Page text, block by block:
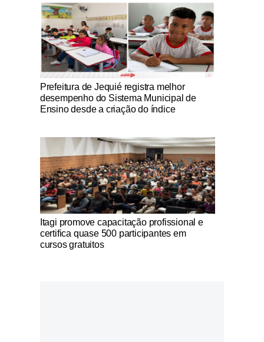
Notícias Católicas
Prefeitura de Jequié registra melhor
desempenho do Sistema Municipal de
Ensino desde a criação do índice
Notícias Católicas
Itagi promove capacitação profissional e
certifica quase 500 participantes em
cursos gratuitos